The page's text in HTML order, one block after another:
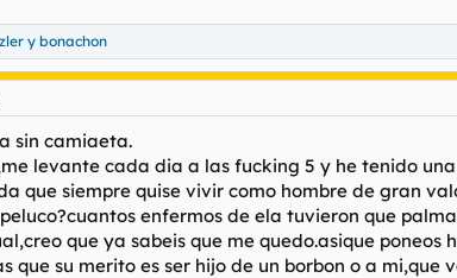
y bonachon
sin camiaeta.
levante cada dia a las fucking 5 y he tenido
que siempre quise vivir como hombre de gran
enfermos de ela tuvieron que
que ya sabeis que me quedo.asique
que su merito es ser hijo de un borbon o a